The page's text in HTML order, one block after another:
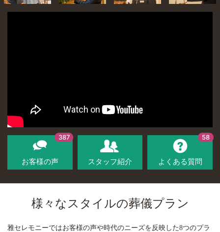
お客様の声
387
スタッフ紹介 よくある質問
58
様々なスタイルの葬儀プラン
雅セレモニーではお客様の声や時代のニーズを反映した8つのプラ